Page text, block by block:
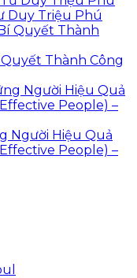
Duy Triệu Phú
Thành Công
Người Hiệu Quả
People) –